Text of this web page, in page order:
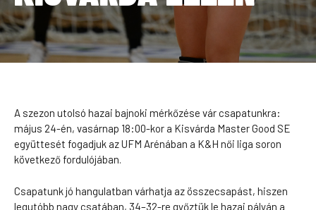
A szezon utolsó hazai bajnoki mérkőzése vár csapatunkra:
május 24-én, vasárnap 18:00-kor a Kisvárda Master Good SE
együttesét fogadjuk az UFM Arénában a K&H női liga soron
következő fordulójában.
Csapatunk jó hangulatban várhatja az összecsapást, hiszen
legutóbb nagy csatában, 34–32-re győztük le hazai pályán a